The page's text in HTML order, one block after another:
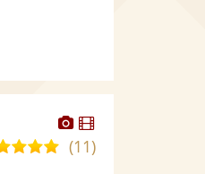
Dieser
Künstler
stellt
Dieser
Künstler
4,9(11)